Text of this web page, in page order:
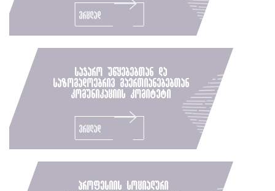
ვრცლად
საჯარო უწყებებთან და
საზოგადოებრივ გაერთიანებებთან
კომუნიკაციის კომიტეტი
ვრცლად
პროფესიის სოციალური